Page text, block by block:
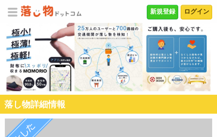
ログイン
新規登録
落し物詳細情報